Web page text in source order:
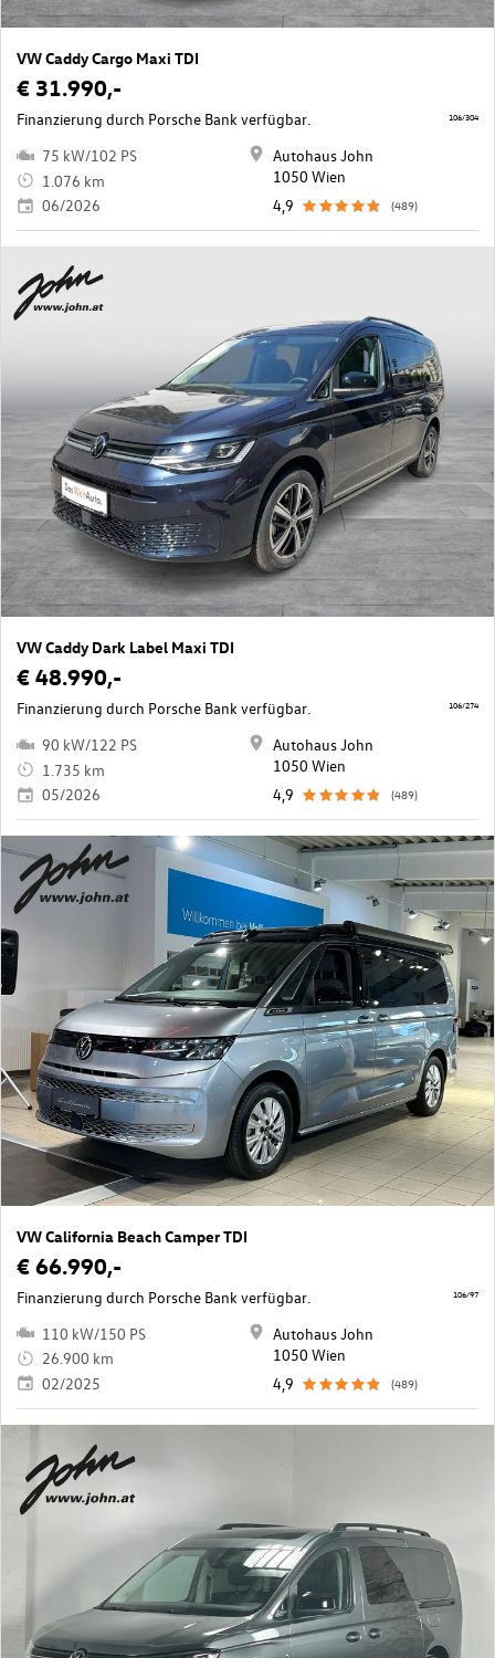
VW Caddy Cargo Maxi TDI
€ 31.990,-
Finanzierung durch Porsche Bank verfügbar.
75 kW/102 PS
1.076 km
06/2026
Autohaus John
1050 Wien
4,9
(489)
106/304
VW Caddy Dark Label Maxi TDI
€ 48.990,-
Finanzierung durch Porsche Bank verfügbar.
90 kW/122 PS
1.735 km
05/2026
Autohaus John
1050 Wien
4,9
(489)
106/274
VW California Beach Camper TDI
€ 66.990,-
Finanzierung durch Porsche Bank verfügbar.
110 kW/150 PS
26.900 km
02/2025
Autohaus John
1050 Wien
4,9
(489)
106/97